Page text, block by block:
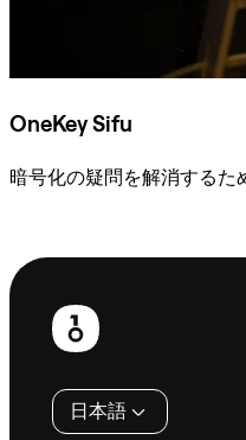
OneKey Sifu
暗号化の疑問を解消するた
フ
日本語